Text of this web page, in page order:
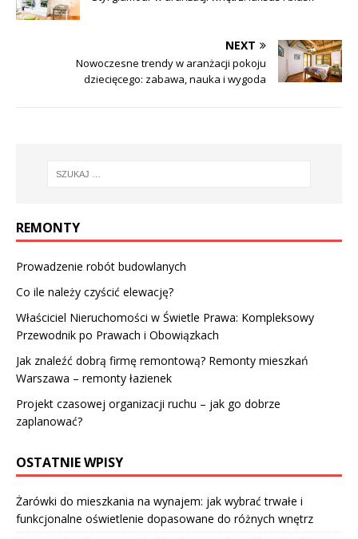
NEXT
Nowoczesne trendy w aranżacji pokoju
dziecięcego: zabawa, nauka i wygoda
REMONTY
Prowadzenie robót budowlanych
Co ile należy czyścić elewację?
Właściciel Nieruchomości w Świetle Prawa: Kompleksowy
Przewodnik po Prawach i Obowiązkach
Jak znaleźć dobrą firmę remontową? Remonty mieszkań
Warszawa – remonty łazienek
Projekt czasowej organizacji ruchu – jak go dobrze
zaplanować?
OSTATNIE WPISY
Żarówki do mieszkania na wynajem: jak wybrać trwałe i
funkcjonalne oświetlenie dopasowane do różnych wnętrz